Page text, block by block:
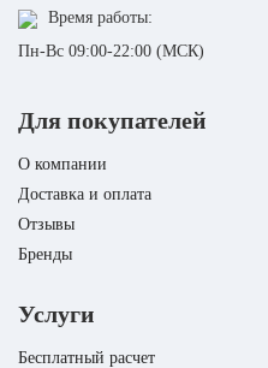
Время работы:
Пн-Вс 09:00-22:00 (МСК)
Для покупателей
О компании
Доставка и оплата
Отзывы
Бренды
Услуги
Бесплатный расчет